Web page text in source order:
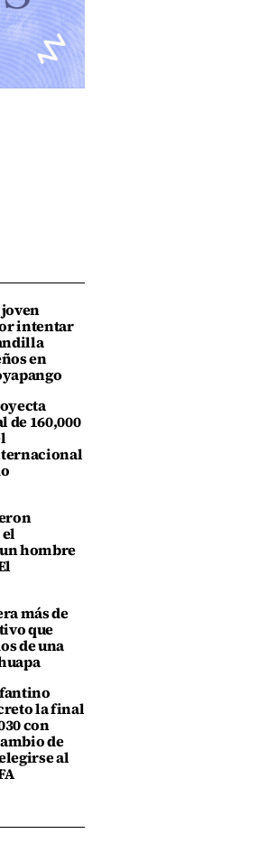
intentar
en
160,000
hombre
más de
que
de una
la final
con
de
al